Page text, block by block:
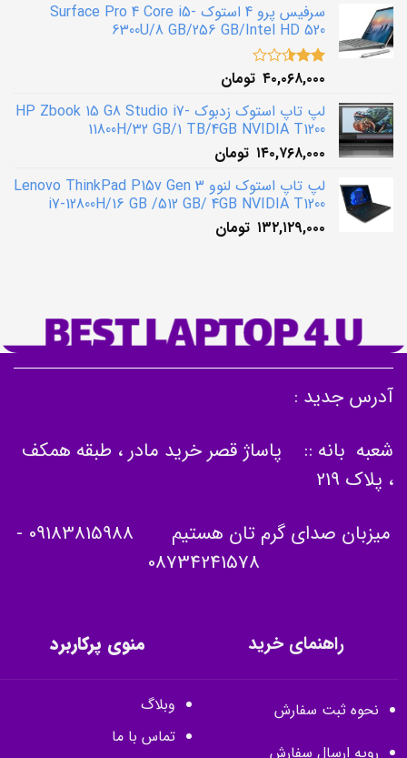
سرفیس پرو 4 استوک Surface Pro 4 Core i5-
6300U/8 GB/256 GB/Intel HD 520
نمره
از 5
۴۰,۰۶۸,۰۰۰ تومان
لپ تاپ استوک زدبوک HP Zbook 15 G8 Studio i7-
11800H/32 GB/1 TB/4GB NVIDIA T1200
۱۴۰,۷۶۸,۰۰۰ تومان
لپ تاپ استوک لنوو Lenovo ThinkPad P15v Gen 3
i7-12800H/16 GB /512 GB/ 4GB NVIDIA T1200
۱۳۲,۱۲۹,۰۰۰ تومان
آدرس جدید :
شعبه بانه :: پاساژ قصر خرید مادر ، طبقه همکف
، پلاک 219
میزبان صدای گرم تان هستیم 09183815988
-
08734241578
راهنمای خرید
نحوه ثبت سفارش
رویه ارسال سفارش
منوی پرکاربرد
وبلاگ
تماس با ما